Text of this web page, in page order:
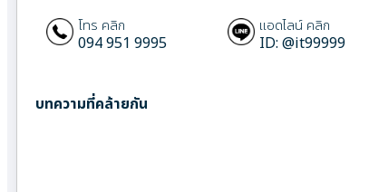
โทร คลิก
094 951 9995
แอดไลน์ คลิก
ID: @it99999
บทความที่คล้ายกัน